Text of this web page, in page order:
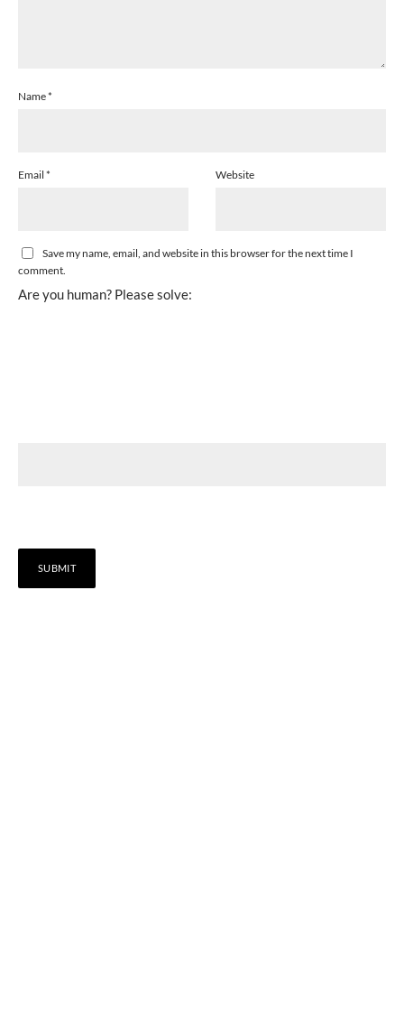
Name*
Email * Website
Save my name, email, and website in this browser for the next time I
comment.
Are you human? Please solve: